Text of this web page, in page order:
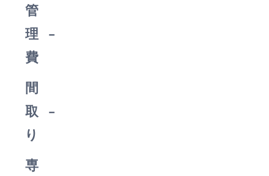
管
理
費
–
間
取
り
–
専